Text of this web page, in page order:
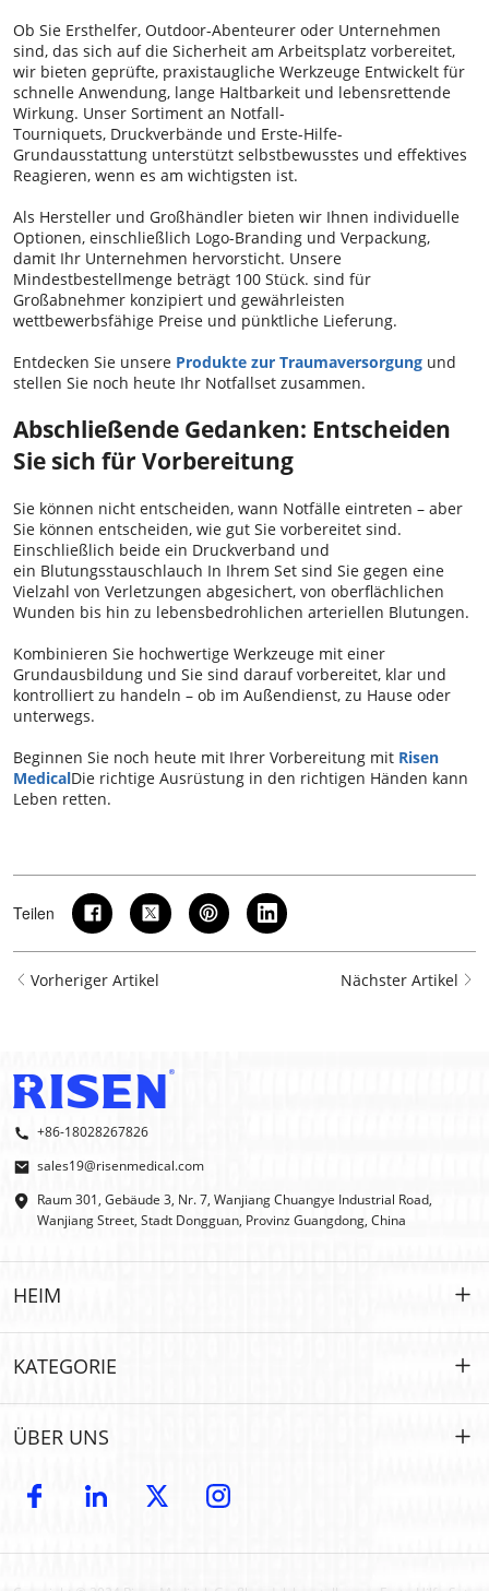
Ob Sie Ersthelfer, Outdoor-Abenteurer oder Unternehmen
sind, das sich auf die Sicherheit am Arbeitsplatz vorbereitet,
wir bieten geprüfte, praxistaugliche Werkzeuge Entwickelt für
schnelle Anwendung, lange Haltbarkeit und lebensrettende
Wirkung. Unser Sortiment an Notfall-
Tourniquets, Druckverbände und Erste-Hilfe-
Grundausstattung unterstützt selbstbewusstes und effektives
Reagieren, wenn es am wichtigsten ist.
Als Hersteller und Großhändler bieten wir Ihnen individuelle
Optionen, einschließlich Logo-Branding und Verpackung,
damit Ihr Unternehmen hervorsticht. Unsere
Mindestbestellmenge beträgt 100 Stück. sind für
Großabnehmer konzipiert und gewährleisten
wettbewerbsfähige Preise und pünktliche Lieferung.
Entdecken Sie unsere Produkte zur Traumaversorgung und
stellen Sie noch heute Ihr Notfallset zusammen.
Abschließende Gedanken: Entscheiden
Sie sich für Vorbereitung
Sie können nicht entscheiden, wann Notfälle eintreten – aber
Sie können entscheiden, wie gut Sie vorbereitet sind.
Einschließlich beide ein Druckverband und
ein Blutungsstauschlauch In Ihrem Set sind Sie gegen eine
Vielzahl von Verletzungen abgesichert, von oberflächlichen
Wunden bis hin zu lebensbedrohlichen arteriellen Blutungen.
Kombinieren Sie hochwertige Werkzeuge mit einer
Grundausbildung und Sie sind darauf vorbereitet, klar und
kontrolliert zu handeln – ob im Außendienst, zu Hause oder
unterwegs.
Beginnen Sie noch heute mit Ihrer Vorbereitung mit Risen
MedicalDie richtige Ausrüstung in den richtigen Händen kann
Leben retten.
Teilen
Vorheriger Artikel Nächster Artikel
+86-18028267826
sales19@risenmedical.com
Raum 301, Gebäude 3, Nr. 7, Wanjiang Chuangye Industrial Road,
Wanjiang Street, Stadt Dongguan, Provinz Guangdong, China
HEIM
HEIM
PRODUKTE
OEM- und ODM-Modelle
GROSSHANDEL
KATEGORIE
Maßgeschneidert
ÜBER UNS
Einführung